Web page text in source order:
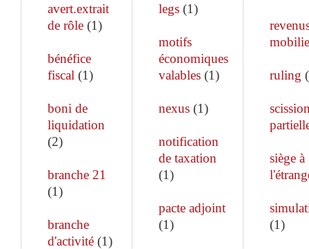
avert.extrait
de rôle (1)
bénéfice
fiscal (1)
boni de
liquidation
(2)
branche 21
(1)
branche
d'activité (1)
legs(1)
motifs
économiques
valables(1)
nexus(1)
notification
de taxation
(1)
pacte adjoint
(1)
ruling (
siège à
(1)